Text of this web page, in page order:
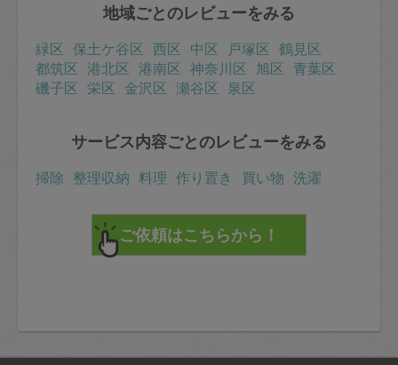
地域ごとのレビューをみる
緑区 保土ケ谷区 西区 中区 戸塚区 鶴見区
都筑区 港北区 港南区 神奈川区 旭区 青葉区
磯子区 栄区 金沢区 瀬谷区 泉区
サービス内容ごとのレビューをみる
掃除 整理収納 料理 作り置き 買い物 洗濯